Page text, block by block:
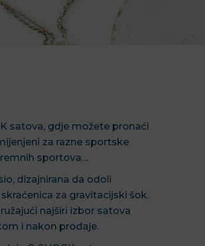
satova, gdje možete pronaći
za razne sportske
sportova…
dizajnirana da odoli
za gravitacijski šok.
najširi izbor satova
i nakon prodaje.